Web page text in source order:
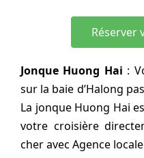
Réserver
Jonque Huong Hai :
sur la baie d’Halong
La jonque Huong Hai
votre croisière
cher avec Agence